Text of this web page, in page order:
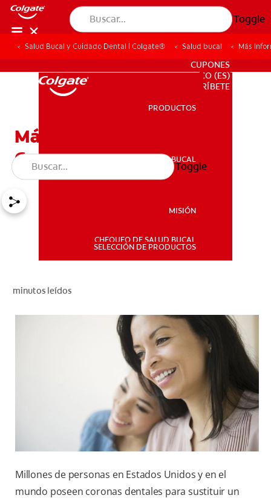
Toggle
SALUD BUCAL
PARA PROFESIONALES
CO (ES)
SUSCRÍBETE
PARA PROFESIONALES
CUPONES
CO (ES)
SUSCRÍBETE
PRODUCTOS
SALUD BUCAL
MISIÓN
CHEQUEO DE SALUD BUCAL
SELECCIÓN DE PRODUCTOS
Toggle
Salud Bucal y Cuidado Dental | Colgate® Salud bucal Más
Más Información Sobre
Coronas Dentales
minutos leídos
Millones de personas en Estados Unidos y en el
mundo poseen coronas dentales para sustituir un